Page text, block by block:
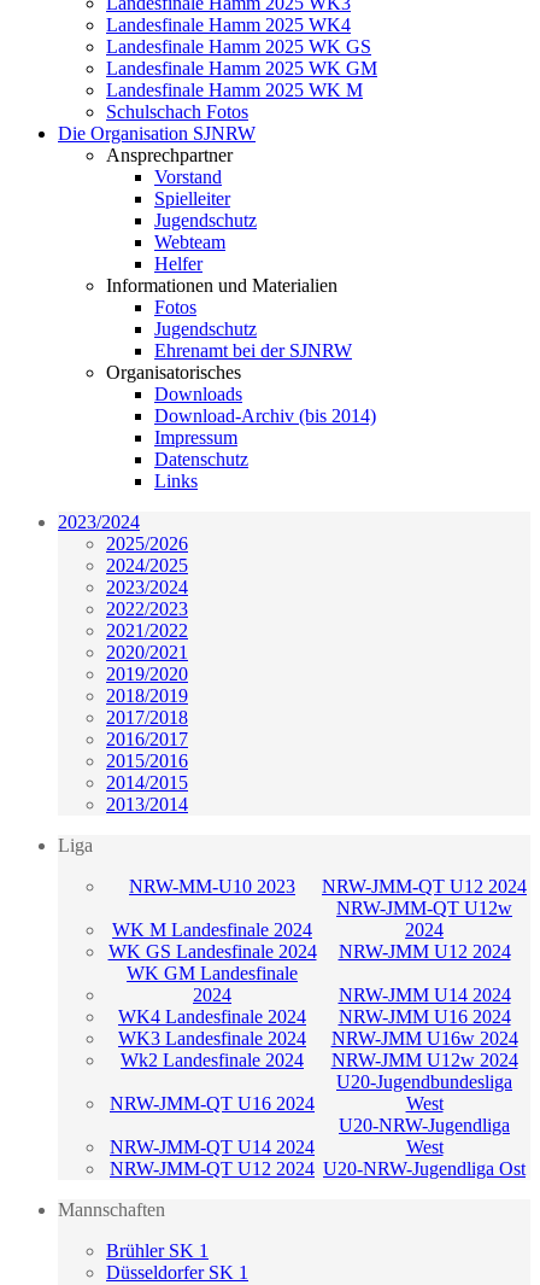
Landesfinale Hamm 2025 WK4
Landesfinale Hamm 2025 WK GS
Landesfinale Hamm 2025 WK GM
Landesfinale Hamm 2025 WK M
Schulschach Fotos
Die Organisation SJNRW
Ansprechpartner
Vorstand
Spielleiter
Jugendschutz
Webteam
Helfer
Informationen und Materialien
Fotos
Jugendschutz
Ehrenamt bei der SJNRW
Organisatorisches
Downloads
Download-Archiv (bis 2014)
Impressum
Datenschutz
Links
2023/2024
2025/2026
2024/2025
2023/2024
2022/2023
2021/2022
2020/2021
2019/2020
2018/2019
2017/2018
2016/2017
2015/2016
2014/2015
2013/2014
Liga
NRW-MM-U10 2023
NRW-JMM-QT U12 2024
WK M Landesfinale 2024
NRW-JMM-QT U12w
2024
WK GS Landesfinale 2024
NRW-JMM U12 2024
WK GM Landesfinale
2024
NRW-JMM U14 2024
WK4 Landesfinale 2024
NRW-JMM U16 2024
WK3 Landesfinale 2024
NRW-JMM U16w 2024
Wk2 Landesfinale 2024
NRW-JMM U12w 2024
NRW-JMM-QT U16 2024
U20-Jugendbundesliga
West
NRW-JMM-QT U14 2024
U20-NRW-Jugendliga
West
NRW-JMM-QT U12 2024 U20-NRW-Jugendliga Ost
Mannschaften
Brühler SK 1
Düsseldorfer SK 1